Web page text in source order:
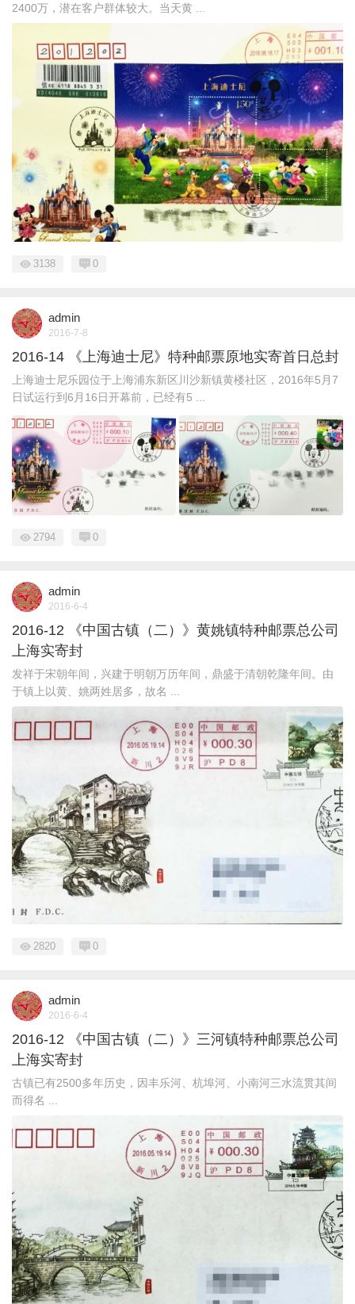
2400万，潜在客户群体较大。当天黄 ...
3138 0
admin
2016-7-8
2016-14 《上海迪士尼》特种邮票原地实寄首日总封
上海迪士尼乐园位于上海浦东新区川沙新镇黄楼社区，2016年5月7
日试运行到6月16日开幕前，已经有5 ...
2794 0
admin
2016-6-4
2016-12 《中国古镇（二）》黄姚镇特种邮票总公司
上海实寄封
发祥于宋朝年间，兴建于明朝万历年间，鼎盛于清朝乾隆年间。由
于镇上以黄、姚两姓居多，故名 ...
2820 0
admin
2016-6-4
2016-12 《中国古镇（二）》三河镇特种邮票总公司
上海实寄封
古镇已有2500多年历史，因丰乐河、杭埠河、小南河三水流贯其间
而得名 ...